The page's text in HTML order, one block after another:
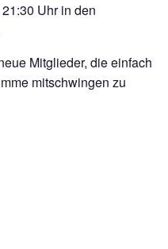
Uhr in den
Mitglieder, die einfach
mitschwingen zu